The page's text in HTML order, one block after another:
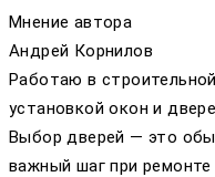
Мнение автора
Андрей Корнилов
Работаю в
установкой окон и
Выбор дверей — это
важный шаг при